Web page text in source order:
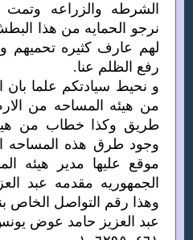
الشرطه والزراعه وتمت
نرجو الحمايه من هذا
لهم عارف كثيره تحميهم
رفع الظلم عنا.
و نحيط سيادتكم علما بان
من هيئه المساحه من
طريق وكذا خطاب من
وجود طرق هذه المساحه
موقع عليها مدير هيئه
الجمهوريه مقدمه عبد
وهذا رقم التواصل الخاص
عبد العزيز حامد عوض